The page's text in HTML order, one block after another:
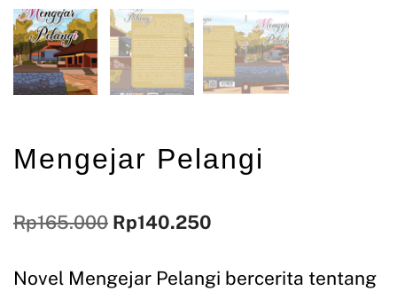
Mengejar Pelangi
Rp165.000 Rp140.250
Novel Mengejar Pelangi bercerita tentang